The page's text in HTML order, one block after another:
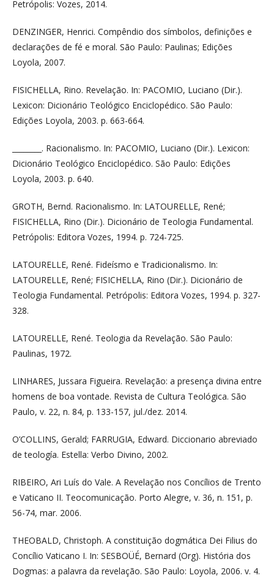
Petrópolis: Vozes, 2014.
DENZINGER, Henrici. Compêndio dos símbolos, definições e
declarações de fé e moral. São Paulo: Paulinas; Edições
Loyola, 2007.
FISICHELLA, Rino. Revelação. In: PACOMIO, Luciano (Dir.).
Lexicon: Dicionário Teológico Enciclopédico. São Paulo:
Edições Loyola, 2003. p. 663-664.
________. Racionalismo. In: PACOMIO, Luciano (Dir.). Lexicon:
Dicionário Teológico Enciclopédico. São Paulo: Edições
Loyola, 2003. p. 640.
GROTH, Bernd. Racionalismo. In: LATOURELLE, René;
FISICHELLA, Rino (Dir.). Dicionário de Teologia Fundamental.
Petrópolis: Editora Vozes, 1994. p. 724-725.
LATOURELLE, René. Fideísmo e Tradicionalismo. In:
LATOURELLE, René; FISICHELLA, Rino (Dir.). Dicionário de
Teologia Fundamental. Petrópolis: Editora Vozes, 1994. p. 327-
328.
LATOURELLE, René. Teologia da Revelação. São Paulo:
Paulinas, 1972.
LINHARES, Jussara Figueira. Revelação: a presença divina entre
homens de boa vontade. Revista de Cultura Teológica. São
Paulo, v. 22, n. 84, p. 133-157, jul./dez. 2014.
O’COLLINS, Gerald; FARRUGIA, Edward. Diccionario abreviado
de teología. Estella: Verbo Divino, 2002.
RIBEIRO, Ari Luís do Vale. A Revelação nos Concílios de Trento
e Vaticano II. Teocomunicação. Porto Alegre, v. 36, n. 151, p.
56-74, mar. 2006.
THEOBALD, Christoph. A constituição dogmática Dei Filius do
Concílio Vaticano I. In: SESBOÜÉ, Bernard (Org). História dos
Dogmas: a palavra da revelação. São Paulo: Loyola, 2006. v. 4.